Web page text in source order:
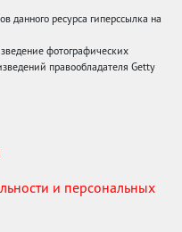
данного ресурса гиперссылка на
фотографических
правообладателя Getty
и персональных